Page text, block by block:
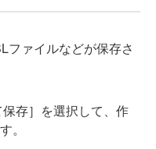
ァイルなどが保存さ
保存］を選択して、作
。